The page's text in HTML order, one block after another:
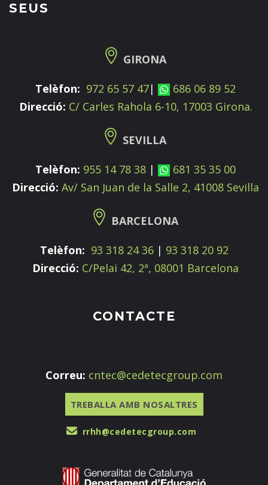
SEUS
GIRONA
Telèfon: 972 65 57 47|
686 06 89 52
Direcció: C/ Carles Rahola 6-10, 17003 Girona.
SEVILLA
Telèfon: 955 14 78 38 |
681 35 35 00
Direcció: Av/ San Juan de la Salle 2, 41008 Sevilla
BARCELONA
Telèfon: 93 318 24 36| 93 318 20 92
Direcció: C/Pelai 42, 2ª, 08001 Barcelona
CONTACTE
Correu: cntec@cedetecgroup.com
TREBALLA AMB NOSALTRES
rrhh@cedetecgroup.com